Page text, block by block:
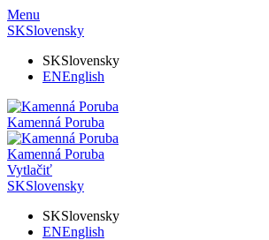
Menu
SKSlovensky
SKSlovensky
ENEnglish
Kamenná Poruba
Kamenná Poruba
Vytlačiť
SKSlovensky
SKSlovensky
ENEnglish